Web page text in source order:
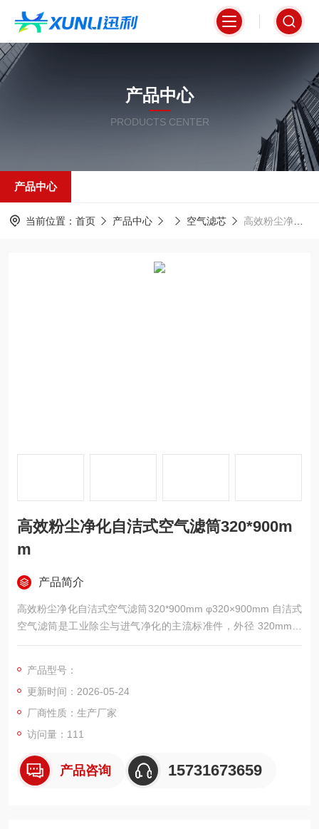
产品中心
PRODUCTS CENTER
产品中心
当前位置： 首页 产品中心 空气滤芯 高效粉尘净化自洁式空气滤筒320*900mm
高效粉尘净化自洁式空气滤筒320*900m
m
产品简介
高效粉尘净化自洁式空气滤筒320*900mm φ320×900mm 自洁式
空气滤筒是工业除尘与进气净化的主流标准件，外径 320mm、
高度 900mm，采用褶皱深层过滤 + 脉冲反吹自洁设计，适配自
水泥厂及脉冲除尘设备，专为高粉尘环境提供高效、低阻、长寿
命的空气净化解决方案。
产品型号：
更新时间：2026-05-24
厂商性质：生产厂家
访问量：111
产品咨询 15731673659